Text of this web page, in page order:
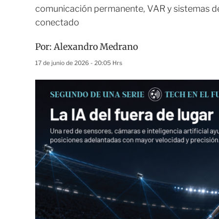
comunicación permanente, VAR y sistemas
conectado
Por:Alexandro Medrano
17 de junio de 2026 - 20:05 Hrs